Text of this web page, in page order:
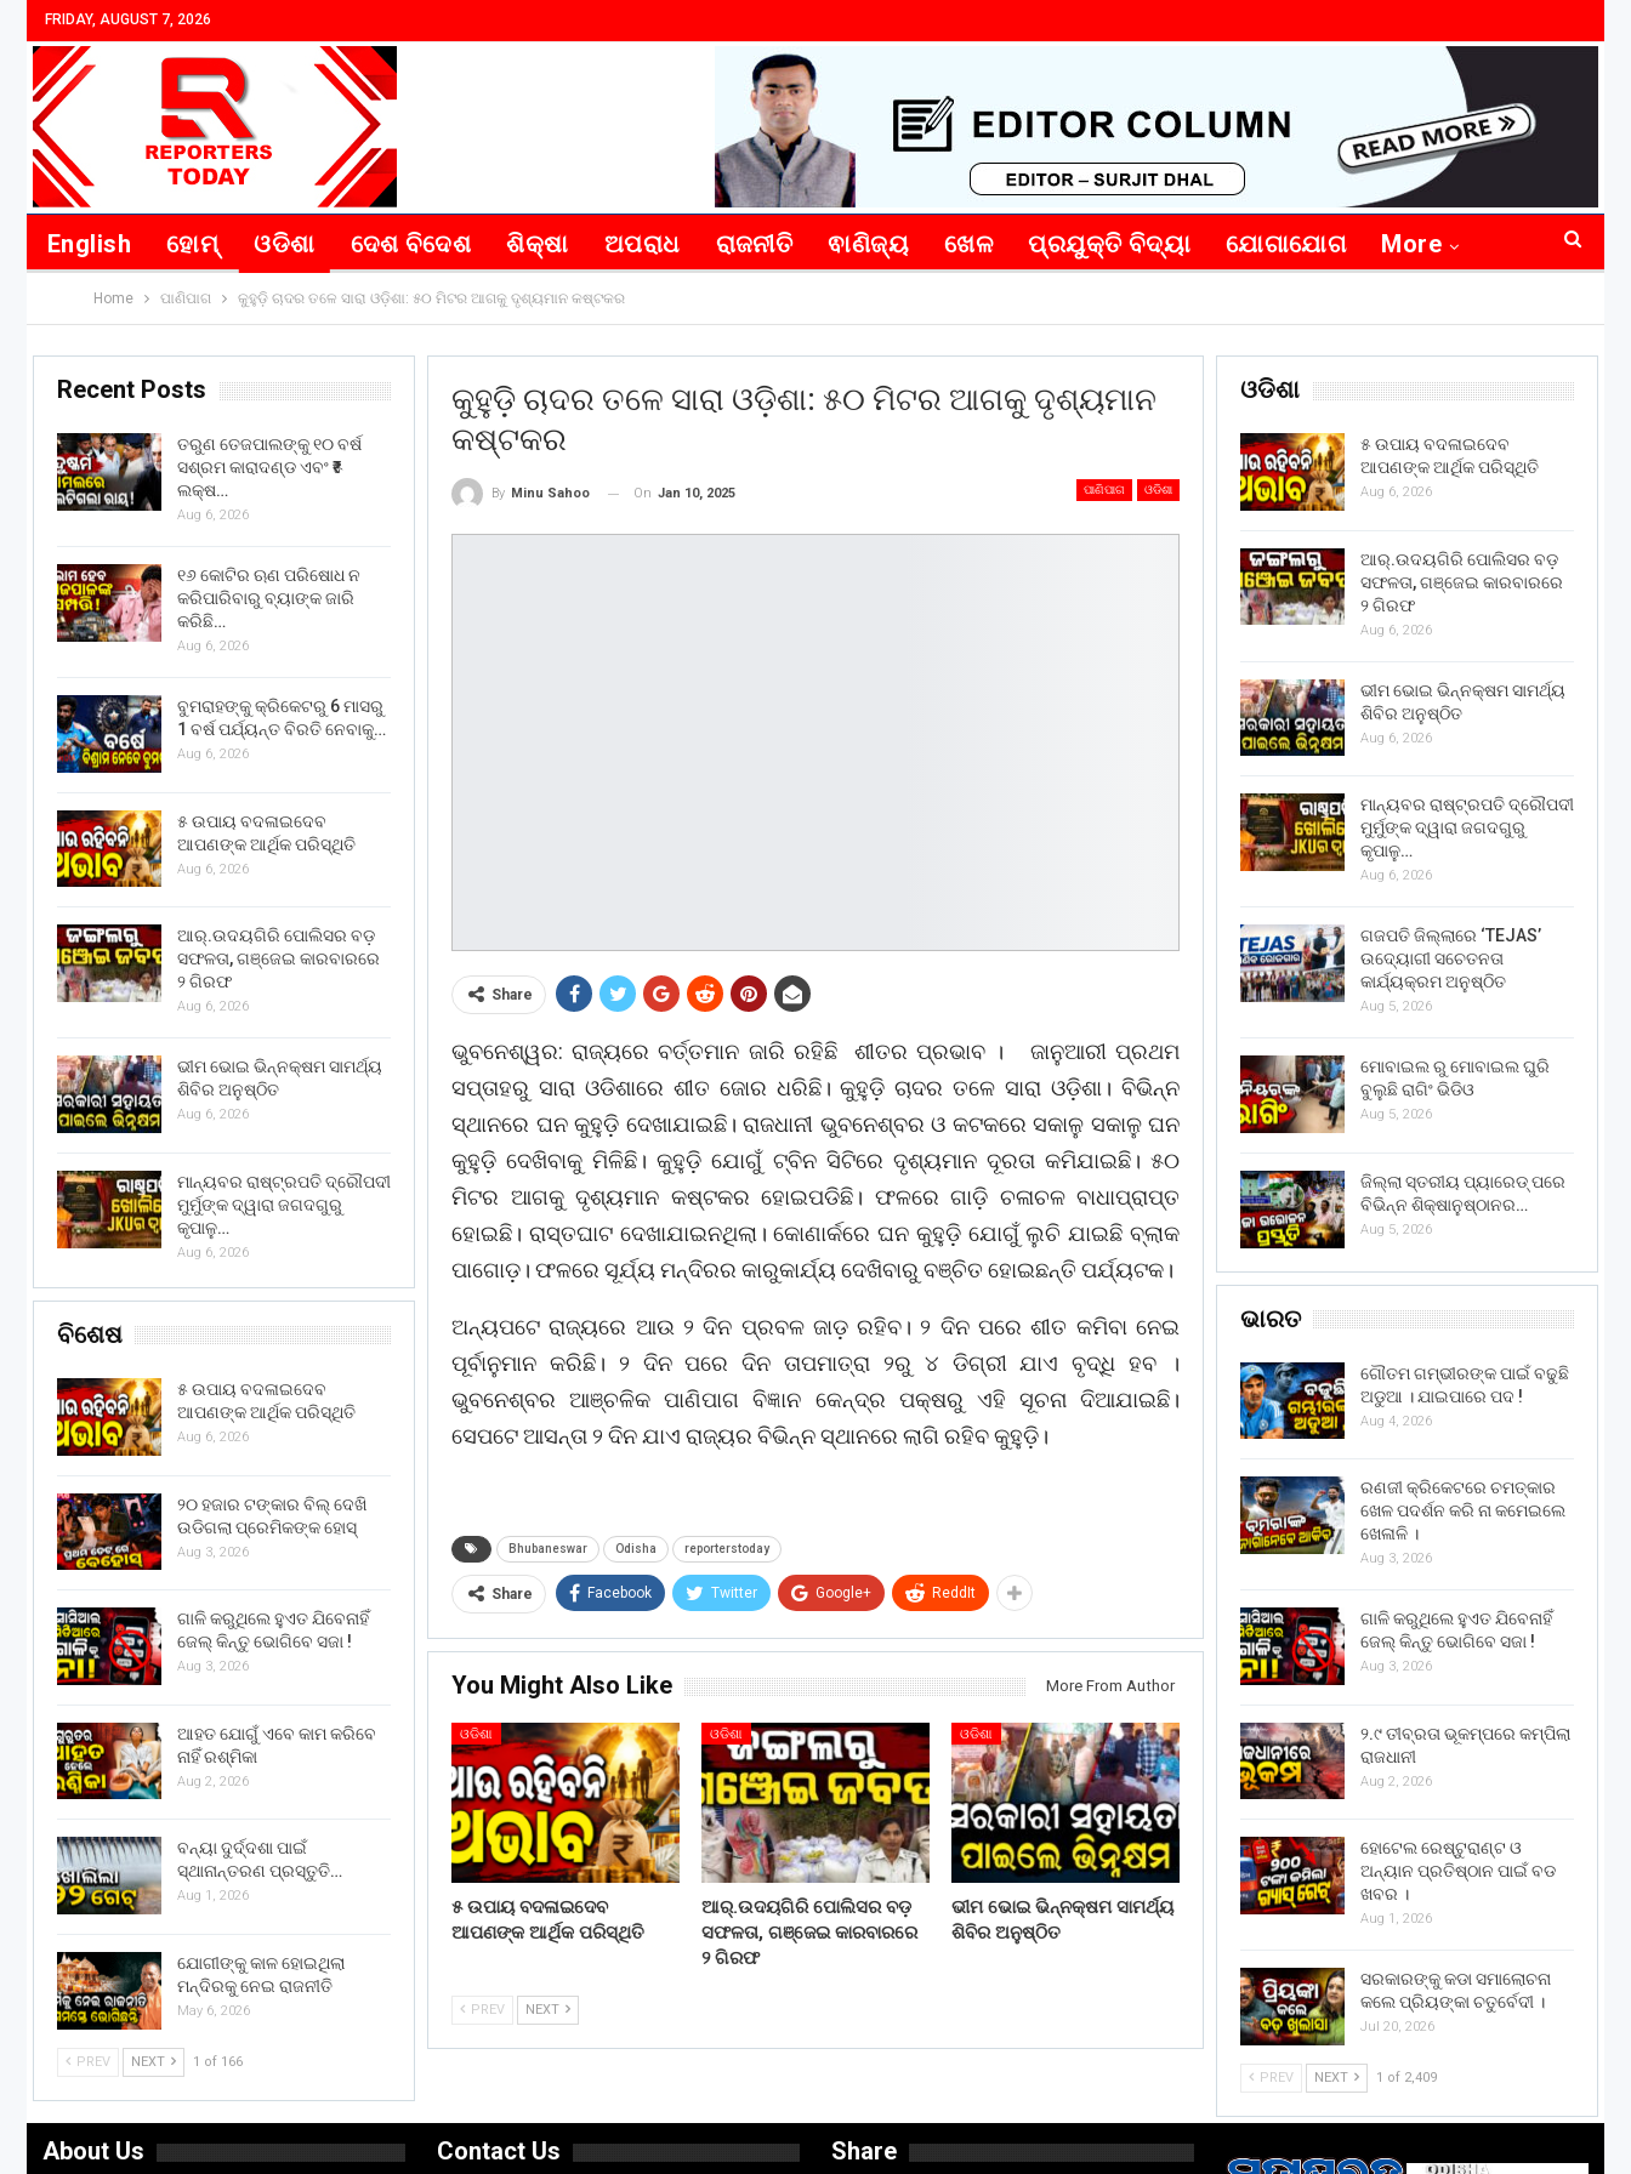
FRIDAY, AUGUST 7, 2026
English ହୋମ୍ ଓଡିଶା ଦେଶ ବିଦେଶ ଶିକ୍ଷା ଅପରାଧ ରାଜନୀତି ଵାଣିଜ୍ୟ ଖେଳ ପ୍ରଯୁକ୍ତି ବିଦ୍ୟା ଯୋଗାଯୋଗ More
Home ପାଣିପାଗ କୁହୁଡ଼ି ଚାଦର ତଳେ ସାରା ଓଡ଼ିଶା: ୫୦ ମିଟର ଆଗକୁ ଦୃଶ୍ୟମାନ କଷ୍ଟକର
କୁହୁଡ଼ି ଚାଦର ତଳେ ସାରା ଓଡ଼ିଶା: ୫୦ ମିଟର ଆଗକୁ ଦୃଶ୍ୟମାନ
କଷ୍ଟକର
ପାଣିପାଗ ଓଡିଶା
By Minu Sahoo On Jan 10, 2025
Share
ଭୁବନେଶ୍ୱର: ରାଜ୍ୟରେ ବର୍ତ୍ତମାନ ଜାରି ରହିଛି ଶୀତର ପ୍ରଭାବ । ଜାନୁଆରୀ ପ୍ରଥମ
ସପ୍ତାହରୁ ସାରା ଓଡିଶାରେ ଶୀତ ଜୋର ଧରିଛି। କୁହୁଡ଼ି ଚାଦର ତଳେ ସାରା ଓଡ଼ିଶା। ବିଭିନ୍ନ
ସ୍ଥାନରେ ଘନ କୁହୁଡ଼ି ଦେଖାଯାଇଛି। ରାଜଧାନୀ ଭୁବନେଶ୍ବର ଓ କଟକରେ ସକାଳୁ ସକାଳୁ ଘନ
କୁହୁଡ଼ି ଦେଖିବାକୁ ମିଳିଛି। କୁହୁଡ଼ି ଯୋଗୁଁ ଟ୍ବିନ ସିଟିରେ ଦୃଶ୍ୟମାନ ଦୂରତା କମିଯାଇଛି। ୫୦
ମିଟର ଆଗକୁ ଦୃଶ୍ୟମାନ କଷ୍ଟକର ହୋଇପଡିଛି। ଫଳରେ ଗାଡ଼ି ଚଳାଚଳ ବାଧାପ୍ରାପ୍ତ
ହୋଇଛି। ରାସ୍ତଘାଟ ଦେଖାଯାଇନଥିଲା। କୋଣାର୍କରେ ଘନ କୁହୁଡ଼ି ଯୋଗୁଁ ଲୁଚି ଯାଇଛି ବ୍ଲାକ
ପାଗୋଡ଼। ଫଳରେ ସୂର୍ଯ୍ୟ ମନ୍ଦିରର କାରୁକାର୍ଯ୍ୟ ଦେଖିବାରୁ ବଞ୍ଚିତ ହୋଇଛନ୍ତି ପର୍ଯ୍ୟଟକ।
ଅନ୍ୟପଟେ ରାଜ୍ୟରେ ଆଉ ୨ ଦିନ ପ୍ରବଳ ଜାଡ଼ ରହିବ। ୨ ଦିନ ପରେ ଶୀତ କମିବା ନେଇ
ପୂର୍ବାନୁମାନ କରିଛି। ୨ ଦିନ ପରେ ଦିନ ତାପମାତ୍ରା ୨ରୁ ୪ ଡିଗ୍ରୀ ଯାଏ ବୃଦ୍ଧି ହବ ।
ଭୁବନେଶ୍ବର ଆଞ୍ଚଳିକ ପାଣିପାଗ ବିଜ୍ଞାନ କେନ୍ଦ୍ର ପକ୍ଷରୁ ଏହି ସୂଚନା ଦିଆଯାଇଛି।
ସେପଟେ ଆସନ୍ତା ୨ ଦିନ ଯାଏ ରାଜ୍ୟର ବିଭିନ୍ନ ସ୍ଥାନରେ ଲାଗି ରହିବ କୁହୁଡ଼ି।
Bhubaneswar Odisha reporterstoday
Share Facebook Twitter Google+ ReddIt
You Might Also Like More From Author
ଓଡିଶା
୫ ଉପାୟ ବଦଳାଇଦେବ
ଆପଣଙ୍କ ଆର୍ଥିକ ପରିସ୍ଥିତି
ଓଡିଶା
ଆର୍.ଉଦୟଗିରି ପୋଲିସର ବଡ଼
ସଫଳତା, ଗଞ୍ଜେଇ କାରବାରରେ
୨ ଗିରଫ
ଓଡିଶା
ଭୀମ ଭୋଇ ଭିନ୍ନକ୍ଷମ ସାମର୍ଥ୍ୟ
ଶିବିର ଅନୁଷ୍ଠିତ
PREV NEXT
ଓଡିଶା
୫ ଉପାୟ ବଦଳାଇଦେବ
ଆପଣଙ୍କ ଆର୍ଥିକ ପରିସ୍ଥିତି
Aug 6, 2026
ଆର୍.ଉଦୟଗିରି ପୋଲିସର ବଡ଼
ସଫଳତା, ଗଞ୍ଜେଇ କାରବାରରେ
୨ ଗିରଫ
Aug 6, 2026
ଭୀମ ଭୋଇ ଭିନ୍ନକ୍ଷମ ସାମର୍ଥ୍ୟ
ଶିବିର ଅନୁଷ୍ଠିତ
Aug 6, 2026
ମାନ୍ୟବର ରାଷ୍ଟ୍ରପତି ଦ୍ରୌପଦୀ
ମୁର୍ମୁଙ୍କ ଦ୍ୱାରା ଜଗଦଗୁରୁ
କୃପାଳୁ…
Aug 6, 2026
ଗଜପତି ଜିଲ୍ଲାରେ ‘TEJAS’
ଉଦ୍ୟୋଗୀ ସଚେତନତା
କାର୍ଯ୍ୟକ୍ରମ ଅନୁଷ୍ଠିତ
Aug 5, 2026
ମୋବାଇଲ ରୁ ମୋବାଇଲ ଘୁରି
ବୁଲୁଛି ରାଗିଂ ଭିଡିଓ
Aug 5, 2026
ଜିଲ୍ଲା ସ୍ତରୀୟ ପ୍ୟାରେଡ୍ ପରେ
ବିଭିନ୍ନ ଶିକ୍ଷାନୁଷ୍ଠାନର…
Aug 5, 2026
ଭାରତ
ଗୌତମ ଗମ୍ଭୀରଙ୍କ ପାଇଁ ବଢୁଛି
ଅଡୁଆ । ଯାଇପାରେ ପଦ !
Aug 4, 2026
ରଣଜୀ କ୍ରିକେଟରେ ଚମତ୍କାର
ଖେଳ ପଦର୍ଶନ କରି ନା କମେଇଲେ
ଖେଳାଳି ।
Aug 3, 2026
ଗାଳି କରୁଥିଲେ ହୁଏତ ଯିବେନାହିଁ
ଜେଲ୍ କିନ୍ତୁ ଭୋଗିବେ ସଜା !
Aug 3, 2026
୨.୯ ତୀବ୍ରତା ଭୂକମ୍ପରେ କମ୍ପିଲା
ରାଜଧାନୀ
Aug 2, 2026
ହୋଟେଲ ରେଷ୍ଟୁରାଣ୍ଟ ଓ
ଅନ୍ୟାନ ପ୍ରତିଷ୍ଠାନ ପାଇଁ ବଡ
ଖବର ।
Aug 1, 2026
ସରକାରଙ୍କୁ କଡା ସମାଲୋଚନା
କଲେ ପ୍ରିୟଙ୍କା ଚତୁର୍ବେଦୀ ।
Jul 20, 2026
PREV NEXT 1 of 2,409
Recent Posts
ତରୁଣ ତେଜପାଲଙ୍କୁ ୧୦ ବର୍ଷ
ସଶ୍ରମ କାରାଦଣ୍ଡ ଏବଂ ₹୫
ଲକ୍ଷ…
Aug 6, 2026
୧୬ କୋଟିର ଋଣ ପରିଷୋଧ ନ
କରିପାରିବାରୁ ବ୍ୟାଙ୍କ ଜାରି
କରିଛି…
Aug 6, 2026
ବୁମରାହଙ୍କୁ କ୍ରିକେଟରୁ 6 ମାସରୁ
1 ବର୍ଷ ପର୍ଯ୍ୟନ୍ତ ବିରତି ନେବାକୁ…
Aug 6, 2026
୫ ଉପାୟ ବଦଳାଇଦେବ
ଆପଣଙ୍କ ଆର୍ଥିକ ପରିସ୍ଥିତି
Aug 6, 2026
ଆର୍.ଉଦୟଗିରି ପୋଲିସର ବଡ଼
ସଫଳତା, ଗଞ୍ଜେଇ କାରବାରରେ
୨ ଗିରଫ
Aug 6, 2026
ଭୀମ ଭୋଇ ଭିନ୍ନକ୍ଷମ ସାମର୍ଥ୍ୟ
ଶିବିର ଅନୁଷ୍ଠିତ
Aug 6, 2026
ମାନ୍ୟବର ରାଷ୍ଟ୍ରପତି ଦ୍ରୌପଦୀ
ମୁର୍ମୁଙ୍କ ଦ୍ୱାରା ଜଗଦଗୁରୁ
କୃପାଳୁ…
Aug 6, 2026
ବିଶେଷ
୫ ଉପାୟ ବଦଳାଇଦେବ
ଆପଣଙ୍କ ଆର୍ଥିକ ପରିସ୍ଥିତି
Aug 6, 2026
୨୦ ହଜାର ଟଙ୍କାର ବିଲ୍ ଦେଖି
ଉଡିଗଲା ପ୍ରେମିକଙ୍କ ହୋସ୍
Aug 3, 2026
ଗାଳି କରୁଥିଲେ ହୁଏତ ଯିବେନାହିଁ
ଜେଲ୍ କିନ୍ତୁ ଭୋଗିବେ ସଜା !
Aug 3, 2026
ଆହତ ଯୋଗୁଁ ଏବେ କାମ କରିବେ
ନାହିଁ ରଶ୍ମିକା
Aug 2, 2026
ବନ୍ୟା ଦୁର୍ଦ୍ଦଶା ପାଇଁ
ସ୍ଥାନାନ୍ତରଣ ପ୍ରସ୍ତୁତି…
Aug 1, 2026
ଯୋଗୀଙ୍କୁ କାଳ ହୋଇଥିଲା
ମନ୍ଦିରକୁ ନେଇ ରାଜନୀତି
May 6, 2026
PREV NEXT 1 of 166
About Us Contact Us Share